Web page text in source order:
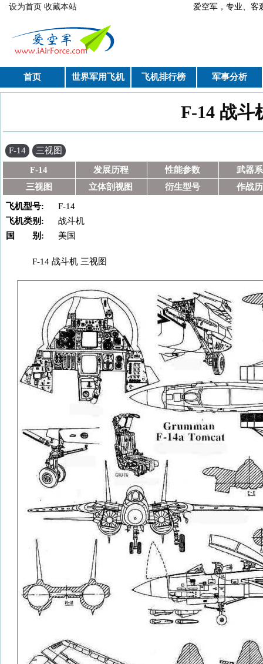
跳转到主要内容
设为首页 收藏本站 爱空军，专业、
首页 世界军用飞机 飞机排行榜 军事分析
F-14 战斗
F-14 三视图
F-14 发展历程 性能参数
武器
三视图
立体剖视图 衍生型号 作战
飞机型号:
F-14
飞机类别:
战斗机
国 别:
美国
F-14 战斗机 三视图